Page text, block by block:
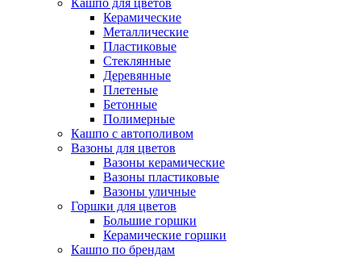
Керамические
Металлические
Пластиковые
Стеклянные
Деревянные
Плетеные
Бетонные
Полимерные
Кашпо с автополивом
Вазоны для цветов
Вазоны керамические
Вазоны пластиковые
Вазоны уличные
Горшки для цветов
Большие горшки
Керамические горшки
Кашпо по брендам